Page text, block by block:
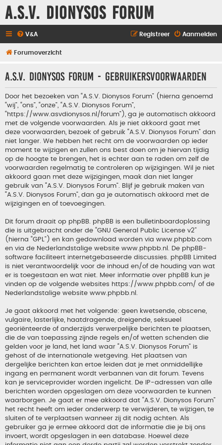
A.S.V. Dionysos Forum
V&A Aanmelden
Registreer
Forumoverzicht
A.S.V. Dionysos Forum - Gebruikersvoorwaarden
Door het bezoeken van “A.S.V. Dionysos Forum” (hierna genoemd
“wij”, “ons”, “onze”, “A.S.V. Dionysos Forum”,
“https://www.asvdionysos.nl/forum”), ga je automatisch akkoord
met de volgende voorwaarden. Als je niet akkoord gaat met
deze voorwaarden, bezoek of gebruik “A.S.V. Dionysos Forum” dan
niet langer. We hebben het recht om de voorwaarden op ieder
moment te wijzigen en zullen ons best doen om je hiervan tijdig
op de hoogte te brengen, het is echter aan te raden om zelf de
voorwaarden regelmatig te controleren op wijzigingen. Wil je niet
akkoord gaan met deze wijzigingen, maak dan niet langer
gebruik van “A.S.V. Dionysos Forum”. Blijf je gebruik maken van
“A.S.V. Dionysos Forum”, dan ga je automatisch akkoord met de
wijzigingen en of toevoegingen.
Dit forum draait op phpBB. phpBB is een bulletinboardoplossing
die is uitgebracht onder de “GNU General Public License v2”
(hierna “GPL”) en kan gedownload worden via www.phpbb.com
en via de Nederlandstalige website www.phpbb.nl . De phpBB-
software faciliteert internetgebaseerde discussies. phpBB Limited
is niet verantwoordelijk voor de inhoud en/of de houding van wat
er is toegestaan en wat niet. Meer informatie over phpBB kun je
vinden op de volgende websites https://www.phpbb.com/ of de
Nederlandstalige website www.phpbb.nl .
Je gaat akkoord met het volgende: geen kwetsende, obscene,
vulgaire, lasterlijke, haatdragende, dreigende, seksueel
georiënteerde of anderzijds verwerpelijke berichten te plaatsen,
die de van toepassing zijnde regels en/of wetten schenden die
gelden voor je land, het land waar “A.S.V. Dionysos Forum” is
gehost of de internationale wetgeving. Het plaatsen van
dergelijke berichten kan ertoe leiden dat je met onmiddellijke
ingang en permanent wordt verbannen van dit forum. Tevens
kan je serviceprovider worden ingelicht. De IP-adressen van alle
berichten worden opgeslagen om deze voorwaarden te kunnen
waarborgen. Je gaat er mee akkoord dat “A.S.V. Dionysos Forum”
het recht heeft om ieder onderwerp te verwijderen, te wijzigen, te
sluiten of te verplaatsen wanneer zij dit nodig achten. Als
gebruiker ga je ermee akkoord dat de informatie die je bij ons
invoert, wordt opgeslagen in een database. Hoewel deze